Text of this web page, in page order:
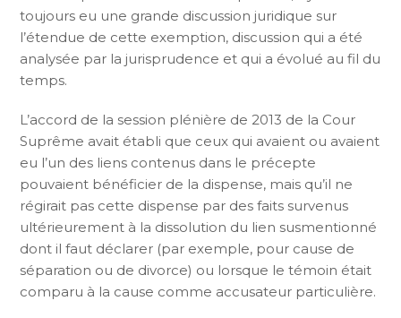
toujours eu une grande discussion juridique sur
l’étendue de cette exemption, discussion qui a été
analysée par la jurisprudence et qui a évolué au fil du
temps.
L’accord de la session plénière de 2013 de la Cour
Suprême avait établi que ceux qui avaient ou avaient
eu l’un des liens contenus dans le précepte
pouvaient bénéficier de la dispense, mais qu’il ne
régirait pas cette dispense par des faits survenus
ultérieurement à la dissolution du lien susmentionné
dont il faut déclarer (par exemple, pour cause de
séparation ou de divorce) ou lorsque le témoin était
comparu à la cause comme accusateur particulière.